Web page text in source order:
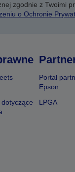
zgodnie z Twoimi
o Ochronie
Portal
Epson
LPGA